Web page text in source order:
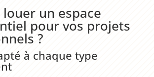
un espace
pour vos projets
?
à chaque type